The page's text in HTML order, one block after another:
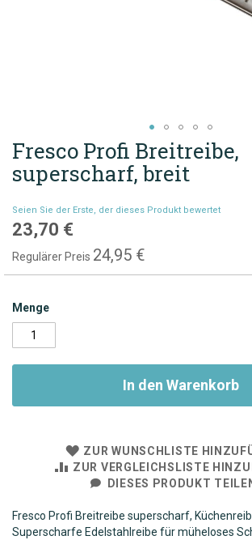
Zum
Anfang
der
springen
Fresco Profi Breitreibe,
superscharf, breit
Seien Sie der Erste, der dieses Produkt bewertet
Sonderpreis
23,70 €
Regulärer Preis 24,95 €
Menge
In den Warenkorb
ZUR WUNSCHLISTE
ZUR VERGLEICHSLISTE
DIESES PRODUKT
Fresco Profi Breitreibe superscharf,
Superscharfe Edelstahlreibe für müheloses